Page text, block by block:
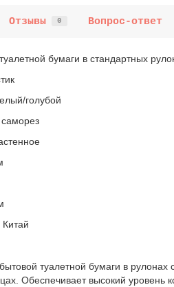
Отзывы 0 Вопрос-ответ
бумаги в стандартных
голубой
туалетной бумаги в
Обеспечивает высокий уровень